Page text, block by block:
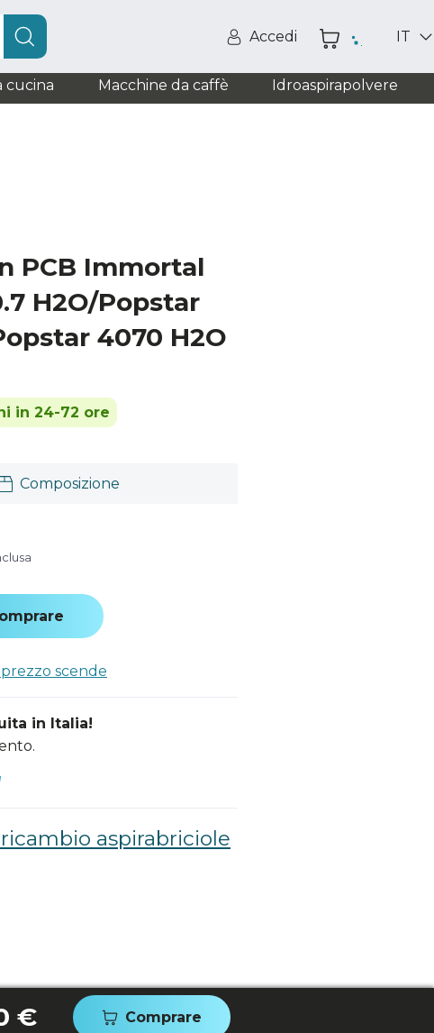
Accedi IT
cucina Macchine da caffè Idroaspirapolvere
PCB Immortal
H2O/Popstar
4070 H2O
in 24-72 ore
Composizione
scende
in Italia!
aspirabriciole
€ Comprare